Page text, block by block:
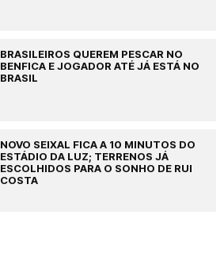
BRASILEIROS QUEREM PESCAR NO
BENFICA E JOGADOR ATÉ JÁ ESTÁ NO
BRASIL
NOVO SEIXAL FICA A 10 MINUTOS DO
ESTÁDIO DA LUZ; TERRENOS JÁ
ESCOLHIDOS PARA O SONHO DE RUI
COSTA